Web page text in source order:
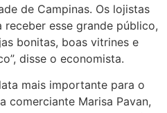
de Campinas. Os lojistas
esse grande público,
bonitas, boas vitrines e
disse o economista.
mais importante para o
comerciante Marisa Pavan,